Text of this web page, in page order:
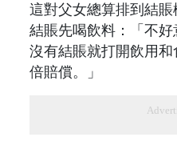
這對父女總算排到結
結賬先喝飲料：「不好
沒有結賬就打開飲用
倍賠償。」